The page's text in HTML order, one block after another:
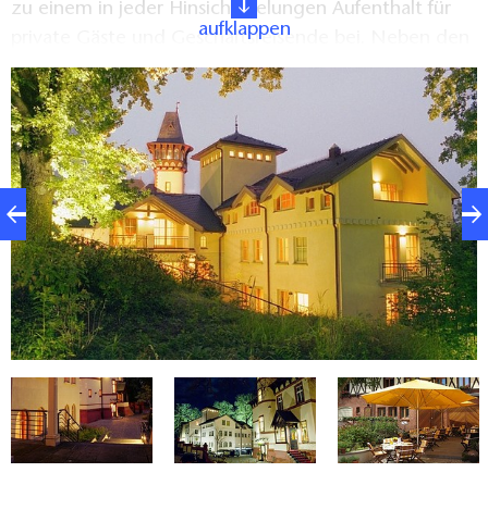
zu einem in jeder Hinsicht gelungen Aufenthalt für
private Gäste und Geschäftsreisende bei. Neben den
luxuriösen Gästezimmern und Appartements bieten
wir auch Familienzimmer an. Die Zimmergröße
bewegt sich zwischen 16 und 38 Quadratmeter. Alle
25 Zimmer sind Nichtraucherzimmer. Teilweise
überblicken sie den Garten und haben einen Balkon
oder eine Terrasse. Wir empfehlen Fahrradwandern in
der wunderschönen abwechslungsreichen
Umgebung.
aufklappen